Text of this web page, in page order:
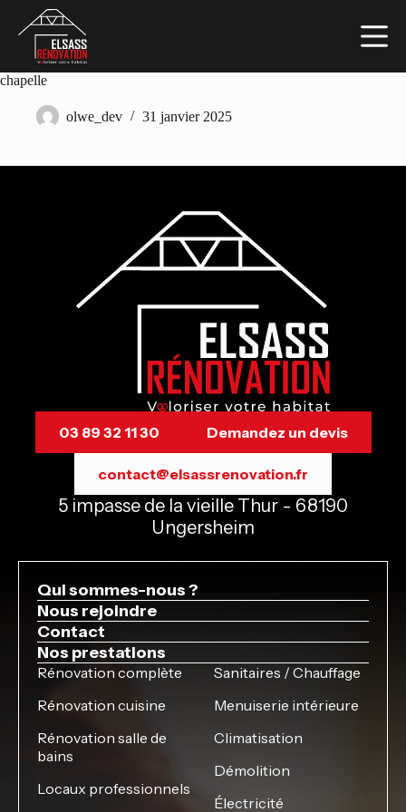
contenu
chapelle
olwe_dev 31 janvier 2025
03 89 32 11 30 Demandez un devis
contact@elsassrenovation.fr
5 impasse de la vieille Thur - 68190
Ungersheim
Qui sommes-nous ?
Nous rejoindre
Contact
Nos prestations
Rénovation complète
Rénovation cuisine
Rénovation salle de
bains
Locaux professionnels
Sanitaires / Chauffage
Menuiserie intérieure
Climatisation
Démolition
Électricité